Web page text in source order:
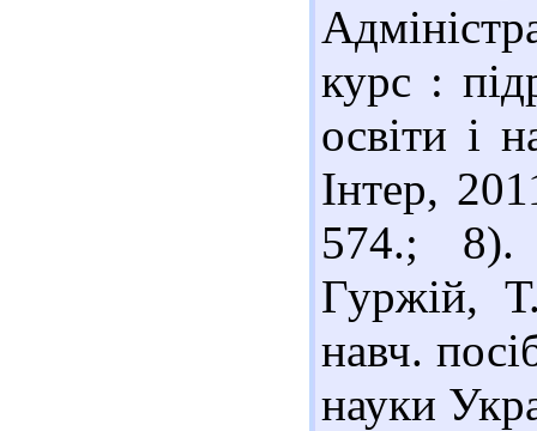
курс :
освіти і
Інтер,
574.; 8).
Гуржій,
навч.
науки